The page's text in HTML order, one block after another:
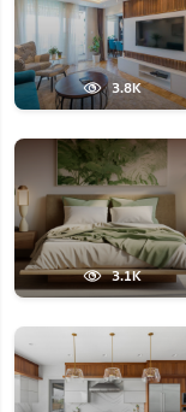
3.8K
3.1K